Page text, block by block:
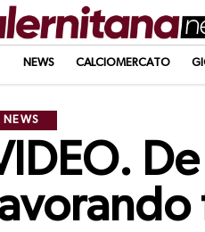
NEWS CALCIOMERCATO
NEWS